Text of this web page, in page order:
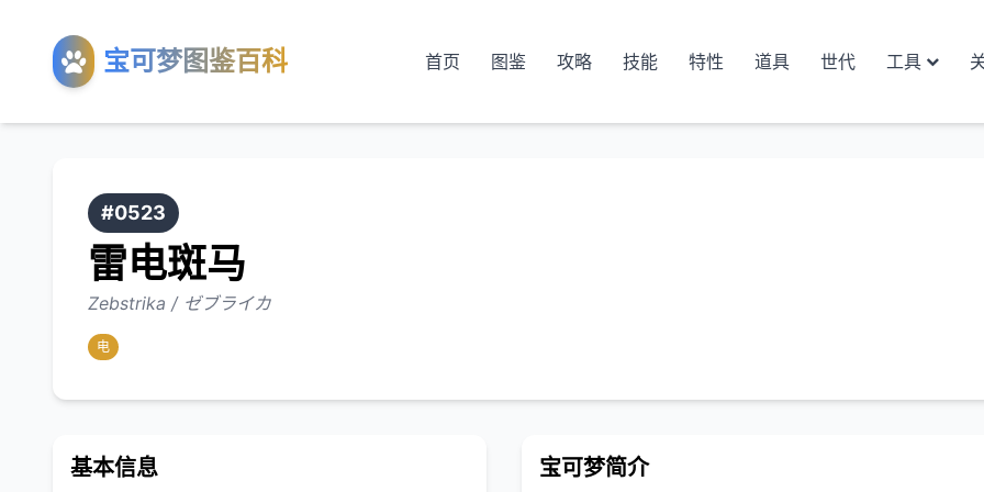
宝可梦图鉴百科 首页 图鉴 攻略 技能 特性 道具 世代 工具
#0523
雷电斑马
Zebstrika / ゼブライカ
电
基本信息 宝可梦简介